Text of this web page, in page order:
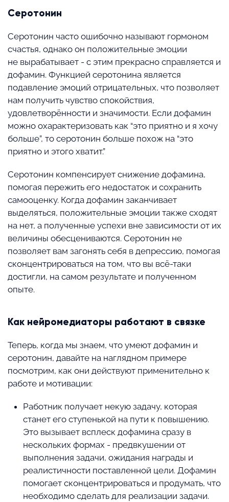
Серотонин
Серотонин часто ошибочно называют гормоном
счастья, однако он положительные эмоции
не вырабатывает - с этим прекрасно справляется и
дофамин. Функцией серотонина является
подавление эмоций отрицательных, что позволяет
нам получить чувство спокойствия,
удовлетворённости и значимости. Если дофамин
можно охарактеризовать как “это приятно и я хочу
больше”, то серотонин больше похож на “это
приятно и этого хватит.”
Серотонин компенсирует снижение дофамина,
помогая пережить его недостаток и сохранить
самооценку. Когда дофамин заканчивает
выделяться, положительные эмоции также сходят
на нет, а полученные успехи вне зависимости от их
величины обесцениваются. Серотонин не
позволяет вам загонять себя в депрессию, помогая
сконцентрироваться на том, что вы всё-таки
достигли, на самом результате и полученном
опыте.
Как нейромедиаторы работают в связке
Теперь, когда мы знаем, что умеют дофамин и
серотонин, давайте на наглядном примере
посмотрим, как они действуют применительно к
работе и мотивации:
Работник получает некую задачу, которая
станет его ступенькой на пути к повышению.
Это вызывает всплеск дофамина сразу в
нескольких формах - предвкушении от
выполнения задачи, ожидания награды и
реалистичности поставленной цели. Дофамин
помогает сконцентрироваться и продумать, что
необходимо сделать для реализации задачи.